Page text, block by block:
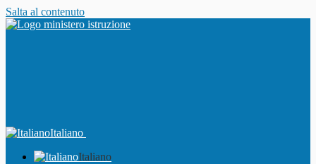
Salta al contenuto
Italiano
Italiano